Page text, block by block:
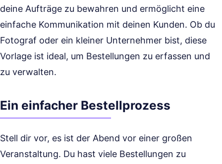
deine Aufträge zu bewahren und ermöglicht eine
einfache Kommunikation mit deinen Kunden. Ob du
Fotograf oder ein kleiner Unternehmer bist, diese
Vorlage ist ideal, um Bestellungen zu erfassen und
zu verwalten.
Ein einfacher Bestellprozess
Stell dir vor, es ist der Abend vor einer großen
Veranstaltung. Du hast viele Bestellungen zu